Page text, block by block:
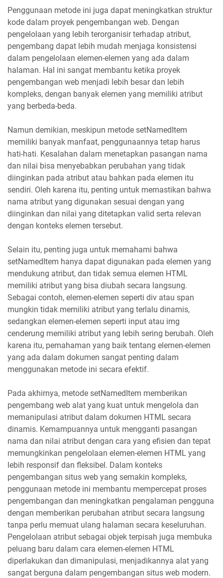
Penggunaan metode ini juga dapat meningkatkan struktur
kode dalam proyek pengembangan web. Dengan
pengelolaan yang lebih terorganisir terhadap atribut,
pengembang dapat lebih mudah menjaga konsistensi
dalam pengelolaan elemen-elemen yang ada dalam
halaman. Hal ini sangat membantu ketika proyek
pengembangan web menjadi lebih besar dan lebih
kompleks, dengan banyak elemen yang memiliki atribut
yang berbeda-beda.
Namun demikian, meskipun metode setNamedItem
memiliki banyak manfaat, penggunaannya tetap harus
hati-hati. Kesalahan dalam menetapkan pasangan nama
dan nilai bisa menyebabkan perubahan yang tidak
diinginkan pada atribut atau bahkan pada elemen itu
sendiri. Oleh karena itu, penting untuk memastikan bahwa
nama atribut yang digunakan sesuai dengan yang
diinginkan dan nilai yang ditetapkan valid serta relevan
dengan konteks elemen tersebut.
Selain itu, penting juga untuk memahami bahwa
setNamedItem hanya dapat digunakan pada elemen yang
mendukung atribut, dan tidak semua elemen HTML
memiliki atribut yang bisa diubah secara langsung.
Sebagai contoh, elemen-elemen seperti div atau span
mungkin tidak memiliki atribut yang terlalu dinamis,
sedangkan elemen-elemen seperti input atau img
cenderung memiliki atribut yang lebih sering berubah. Oleh
karena itu, pemahaman yang baik tentang elemen-elemen
yang ada dalam dokumen sangat penting dalam
menggunakan metode ini secara efektif.
Pada akhirnya, metode setNamedItem memberikan
pengembang web alat yang kuat untuk mengelola dan
memanipulasi atribut dalam dokumen HTML secara
dinamis. Kemampuannya untuk mengganti pasangan
nama dan nilai atribut dengan cara yang efisien dan tepat
memungkinkan pengelolaan elemen-elemen HTML yang
lebih responsif dan fleksibel. Dalam konteks
pengembangan situs web yang semakin kompleks,
penggunaan metode ini membantu mempercepat proses
pengembangan dan meningkatkan pengalaman pengguna
dengan memberikan perubahan atribut secara langsung
tanpa perlu memuat ulang halaman secara keseluruhan.
Pengelolaan atribut sebagai objek terpisah juga membuka
peluang baru dalam cara elemen-elemen HTML
diperlakukan dan dimanipulasi, menjadikannya alat yang
sangat berguna dalam pengembangan situs web modern.